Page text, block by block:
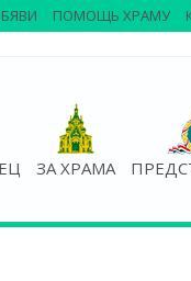
ЗА ХРАМА
ПОМОЩЬ ХРАМУ